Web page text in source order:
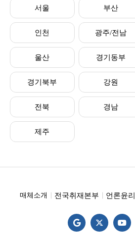
서울 부산
인천 광주/전남
울산 경기동부
경기북부 강원
전북 경남
제주
매체소개 전국취재본부 언론윤리